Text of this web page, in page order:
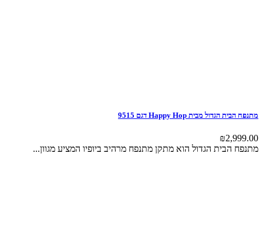
מתנפח הבית הגדול מבית Happy Hop דגם 9515
₪2,999.00
מתנפח הבית הגדול הוא מתקן מתנפח מרהיב ביופיו המציע מגוון...